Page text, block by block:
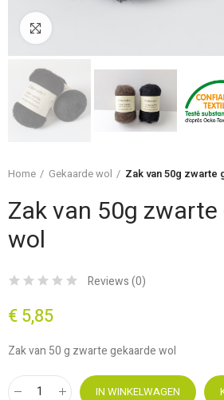
Home Gekaarde wol Zak van 50g zwarte
Zak van 50g
wol
Reviews (0)
€ 5,85
Zak van 50 g zwarte gekaarde wol
IN WINKELWAGEN